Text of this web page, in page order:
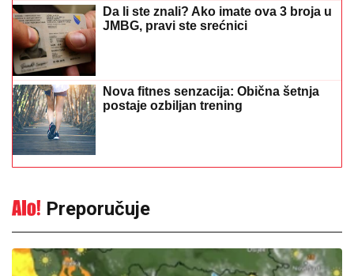
Da li ste znali? Ako imate ova 3 broja u
JMBG, pravi ste srećnici
Nova fitnes senzacija: Obična šetnja
postaje ozbiljan trening
Preporučuje